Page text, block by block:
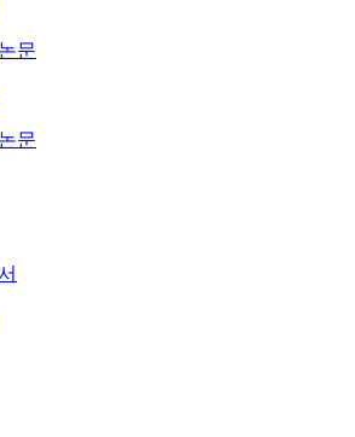
문
문